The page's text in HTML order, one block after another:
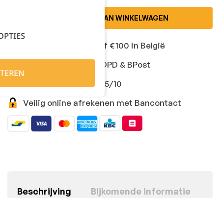
TOEVOEGEN AAN WINKELWAGEN
Gratis levering vanaf €100 in België
Snelle levering met DPD & BPost
Klanten geven ons 9,5/10
Veilig online afrekenen met Bancontact
Beschrijving Bijkomende informatie